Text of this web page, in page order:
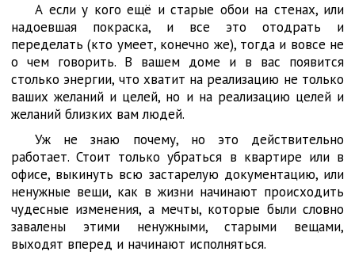
А если у кого ещё и старые обои на стенах, или
надоевшая покраска, и все это отодрать и
переделать (кто умеет, конечно же), тогда и вовсе не
о чем говорить. В вашем доме и в вас появится
столько энергии, что хватит на реализацию не только
ваших желаний и целей, но и на реализацию целей и
желаний близких вам людей.
Уж не знаю почему, но это действительно
работает. Стоит только убраться в квартире или в
офисе, выкинуть всю застарелую документацию, или
ненужные вещи, как в жизни начинают происходить
чудесные изменения, а мечты, которые были словно
завалены этими ненужными, старыми вещами,
выходят вперед и начинают исполняться.